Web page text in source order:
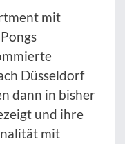
mit
Düsseldorf
dann in bisher
und ihre
mit